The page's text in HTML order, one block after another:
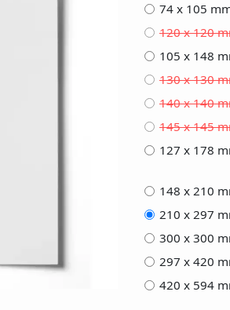
74 x 105
120 x 120
105 x 148
130 x 130
140 x 140
145 x 145
127 x 178
148 x 210
210 x 297
300 x 300
297 x 420
420 x 594